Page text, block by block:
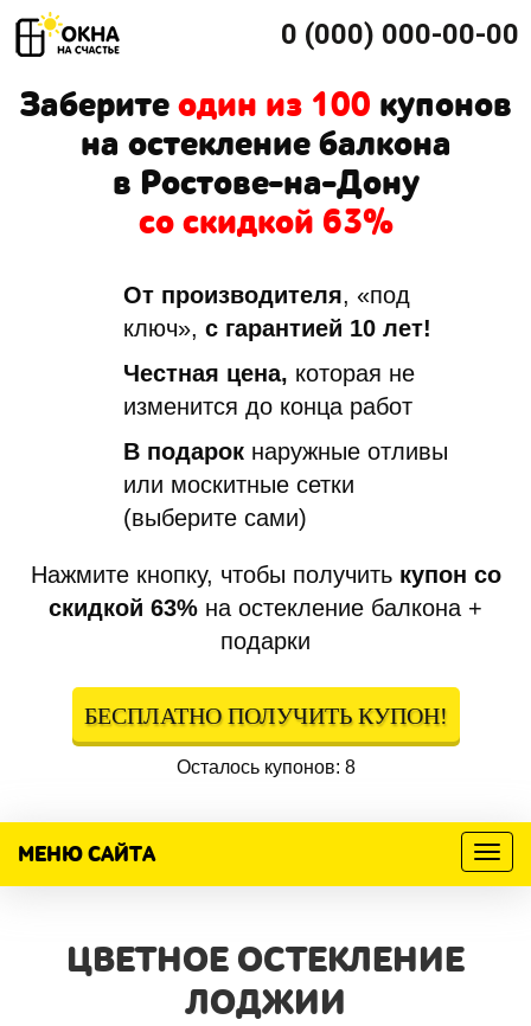
0 (000) 000-00-00
Заберитеодин из 100 купонов
на остекление балкона
в Ростове-на-Дону
со скидкой 63%
От производителя, «под
ключ», с гарантией 10 лет!
Честная цена, которая не
изменится до конца работ
В подарок наружные отливы
или москитные сетки
(выберите сами)
Нажмите кнопку, чтобы получить купон со
скидкой 63% на остекление балкона +
подарки
БЕСПЛАТНО ПОЛУЧИТЬ КУПОН!
Осталось купонов: 8
Меню
МЕНЮ САЙТА
ЦВЕТНОЕ ОСТЕКЛЕНИЕ
ЛОДЖИИ